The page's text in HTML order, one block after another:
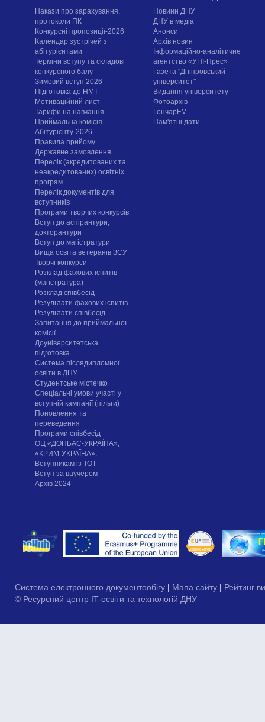
Накази про зарахування,
протоколи ПК
Конкурсні пропозиції-2026
Календар зустрічей з
абітурієнтами
Терміни вступу та складові
конкурсного балу
Зимовий вступ 2026
Підготовка до НМТ
Мотиваційний лист
Тарифи на навчання
Приймальна комісія
Абітурієнту-2026
Правила прийому
Державне замовлення
Перелік (акредитованих та
неакредитованих) освітніх
програм
Перелік документів для
вступників
Програми творчих конкурсiв
Вступ до аспірантури,
докторантури
Вступ до магістратури
Вища освіта ветеранів ЗСУ
Творчі конкурси
Розклад фахових іспитів
(магістратура)
Розклад співбесід
Результати фахових іспитів
Результати співбесід
Запитання до приймальної
комісії
Доуніверситетська
підготовка
Система післядипломної
освіти в ДНУ
Cтудентське містечко
Спеціальні умови участі у
вступній кампанії (пільги)
Поновлення та
переведення
Програми співбесід
ОЦ «ДОНБАС-УКРАЇНА»,
«КРИМ-УКРАЇНА»,
Вступникам із ТОТ
Вступ за ваучером
Архів 2024
Новини ДНУ
ДНУ в медіа
Анонси
Архів новин
Інформаційно-аналітичне
агентство «УНІ-Прес»
Газета "Дніпровський
університет"
Видання університету
Фотоархів
ГончарFM
Пам'ятні дати
Система електронного документообігу | Мапа сайту | Рейтинг
© Ресурсний центр IT-освіти та технологій ДНУ